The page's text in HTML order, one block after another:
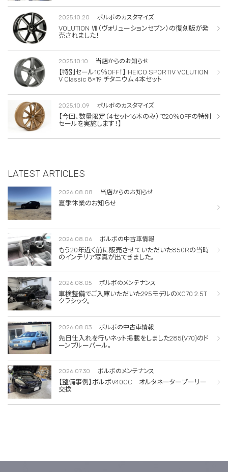
2025.10.20 ボルボのカスタマイズ
VOLUTION Ⅶ（ヴォリューションセブン）の復刻版が発
売されました！
2025.10.10 当店からのお知らせ
【特別セール10％OFF！】 HEICO SPORTIV VOLUTION
V Classic 8×19 チタニウム 4本セット
2025.10.09 ボルボのカスタマイズ
【今回、数量限定（4セット16本のみ）で20％OFFの特別
セールを実施します！】
LATEST ARTICLES
2026.08.08 当店からのお知らせ
夏季休業のお知らせ
2026.08.06 ボルボの中古車情報
もう20年近く前に販売させていただいた850Rの当時
のインテリア写真が出てきました。
2026.08.05 ボルボのメンテナンス
車検整備でご入庫いただいた295モデルのXC70 2.5T
クラシック。
2026.08.03 ボルボの中古車情報
先日仕入れを行いネット掲載をしました285(V70)のド
ーンブルーパール。
2026.07.30 ボルボのメンテナンス
【整備事例】ボルボV40CC オルタネータープーリー
交換